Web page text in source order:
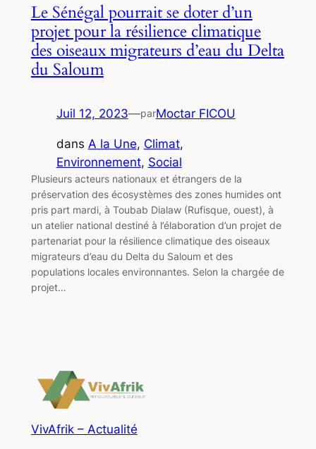
Le Sénégal pourrait se doter d’un
projet pour la résilience climatique
des oiseaux migrateurs d’eau du Delta
du Saloum
Juil 12, 2023—parMoctar FICOU
dans A la Une, Climat
Environnement, Social
Plusieurs acteurs nationaux et étrangers de la
préservation des écosystèmes des zones humides ont
pris part mardi, à Toubab Dialaw (Rufisque, ouest), à
un atelier national destiné à l’élaboration d’un projet de
partenariat pour la résilience climatique des oiseaux
migrateurs d’eau du Delta du Saloum et des
populations locales environnantes. Selon la chargée de
projet…
VivAfrik – Actualité